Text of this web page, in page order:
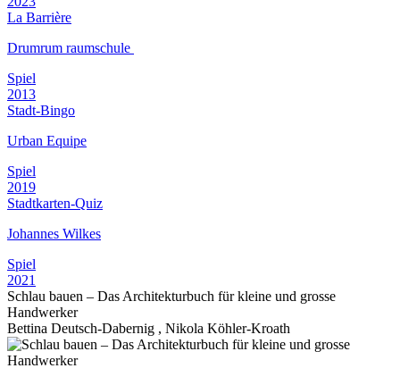
La Barrière
Drumrum raumschule
Spiel
2013
Stadt-Bingo
Urban Equipe
Spiel
2019
Stadtkarten-Quiz
Johannes Wilkes
Spiel
2021
Schlau bauen – Das Architekturbuch für kleine und grosse
Handwerker
Bettina Deutsch-Dabernig , Nikola Köhler-Kroath